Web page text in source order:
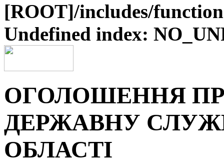
[ROOT]/includes/
Undefined index:
ОГОЛОШЕННЯ
ДЕРЖАВНУ
ОБЛАСТІ